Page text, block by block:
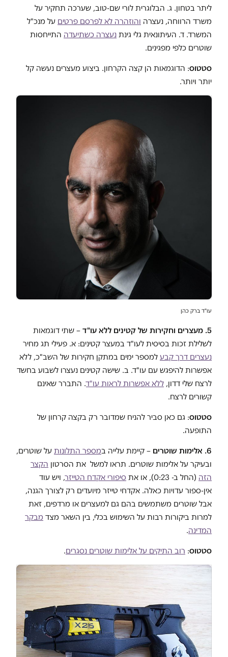
ליתר בטחון. ג. הבלוגרית לורי שם-טוב, שערכה תחקיר על
משרד הרווחה, נעצרה והוזהרה לא לפרסם פרטים על מנכ"ל
המשרד. ד. העיתונאית גלי גינת נעצרה כשתיעדה התייחסות
שוטרים כלפי מפגינים.
סטטוס: הדוגמאות הן קצה הקרחון. ביצוע מעצרים נעשה קל
יותר ויותר.
עו"ד ברק כהן
5. מעצרים וחקירות של קטינים ללא עו"ד
– שתי דוגמאות
לשלילת זכות בסיסית לעו"ד במעצר קטינים: א. פעילי תג מחיר
נעצרים דרך קבע למספר ימים במתקן חקירות של השב"כ, ללא
אפשרות להיפגש עם עו"ד. ב. שישה קטינים נעצרו לשבוע בחשד
לרצח שלי דדון, ללא אפשרות לראות עו"ד. התברר שאינם
קשורים לרצח.
סטטוס: גם כאן סביר להניח שמדובר רק בקצה קרחון של
התופעה.
6. אלימות שוטרים – קיימת עלייה במספר התלונות על שוטרים,
ובעיקר על אלימות שוטרים. תראו למשל את הסרטון הקצר
הזה (החל ב- 0:23), או את סיפורי אקדח הטייזר, ויש עוד
אין-ספור עדויות כאלה. אקדחי טייזר מיועדים רק לצורך הגנה,
אבל שוטרים משתמשים בהם גם למעצרים או מרדפים, זאת
למרות ביקורות רבות על השימוש בכלי, בין השאר מצד מבקר
המדינה.
סטטוס: רוב התיקים על אלימות שוטרים נסגרים.